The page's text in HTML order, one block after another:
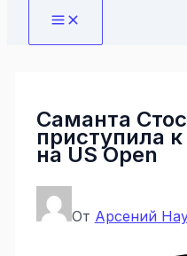
Саманта
приступила
на US Open
От Арсений